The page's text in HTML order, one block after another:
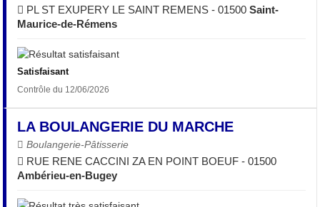
PL ST EXUPERY LE SAINT REMENS - 01500Saint-
Maurice-de-Rémens
Satisfaisant
Contrôle du 12/06/2026
LA BOULANGERIE DU MARCHE
Boulangerie-Pâtisserie
RUE RENE CACCINI ZA EN POINT BOEUF - 01500
Ambérieu-en-Bugey